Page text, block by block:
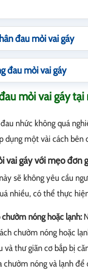
đau mỏi vai gáy
đau mỏi vai gáy
mỏi vai gáy tại
nhức không quá
dụng một vài cách bên
vai gáy với mẹo đơn
sẽ không yêu cầu
nhiều, có thể thực
nóng hoặc lạnh:
chườm nóng hoặc
và thư giãn cơ bắp bị
chườm nóng và lạnh